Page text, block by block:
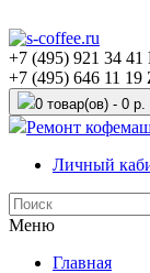
+7 (495) 921 34
+7 (495) 646 11 19
0 товар(ов) - 0 р.
Ремонт
Личный
Меню
Главная